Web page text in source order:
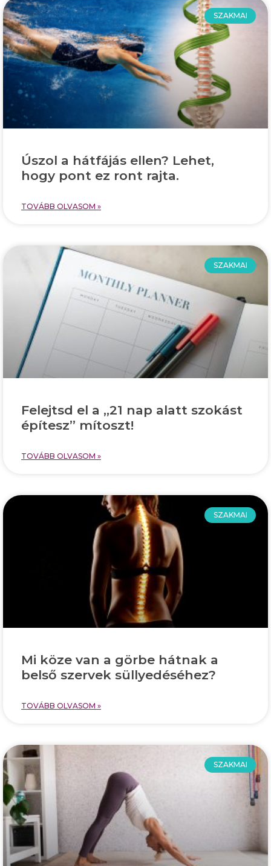
SZAKMAI
Úszol a hátfájás ellen? Lehet,
hogy pont ez ront rajta.
TOVÁBB OLVASOM »
SZAKMAI
Felejtsd el a „21 nap alatt szokást
építesz” mítoszt!
TOVÁBB OLVASOM »
SZAKMAI
Mi köze van a görbe hátnak a
belső szervek süllyedéséhez?
TOVÁBB OLVASOM »
SZAKMAI